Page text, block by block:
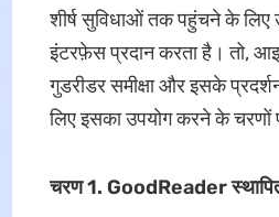
शीर्ष सुविधाओं तक पहुंचने के लिए
इंटरफ़ेस प्रदान करता है। तो,
गुडरीडर समीक्षा और इसके
लिए इसका उपयोग करने के चरणों
चरण 1. GoodReader